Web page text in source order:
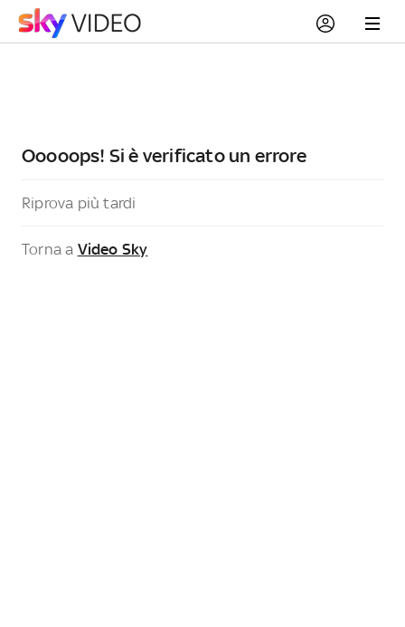
Ooooops! Si è verificato un errore
Riprova più tardi
Torna a Video Sky